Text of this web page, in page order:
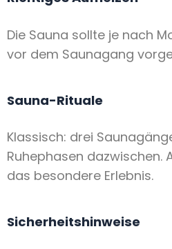
Die Sauna sollte je nach
vor dem Saunagang
Sauna-Rituale
Klassisch: drei
Ruhephasen dazwischen.
das besondere Erlebnis.
Sicherheitshinweise